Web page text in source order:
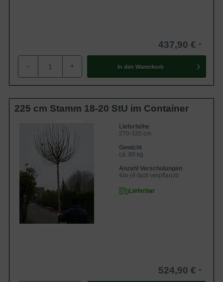
437,90 €
- + In den Warenkorb
225 cm Stamm 18-20 StU im Container
Lieferhöhe
270-320 cm
Gewicht
ca. 80 kg
Anzahl Verschulungen
4xv (4-fach verpflanzt)
Lieferbar
524,90 €